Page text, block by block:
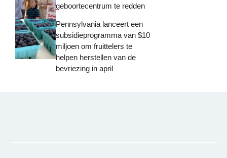
geboortecentrum te redden
Pennsylvania lanceert een
subsidieprogramma van $10
miljoen om fruittelers te
helpen herstellen van de
bevriezing in april